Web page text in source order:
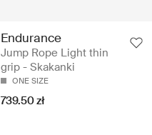
Endurance
Jump Rope Light thin
grip - Skakanki
ONE SIZE
739.50 zł